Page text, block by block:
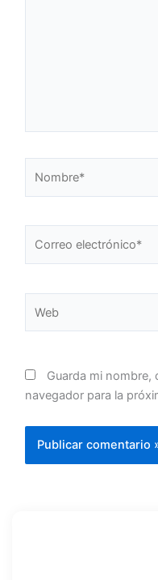
electrónico*
Guarda mi
navegador para la